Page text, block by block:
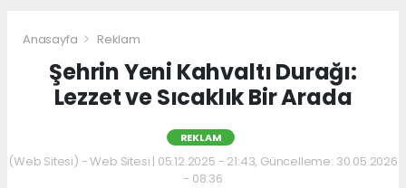
Anasayfa Reklam
Şehrin Yeni Kahvaltı Durağı:
Lezzet ve Sıcaklık Bir Arada
REKLAM
(Web Sitesi) - Web Sitesi | 05.12.2025 - 21:43, Güncelleme: 30.05.2026
- 08:36